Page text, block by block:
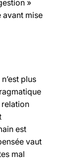
»
avant mise
plus
est
vaut
mal